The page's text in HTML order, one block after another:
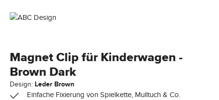
Magnet Clip für Kinderwagen -
Brown Dark
Design: Leder Brown
Einfache Fixierung von Spielkette, Mulltuch & Co.